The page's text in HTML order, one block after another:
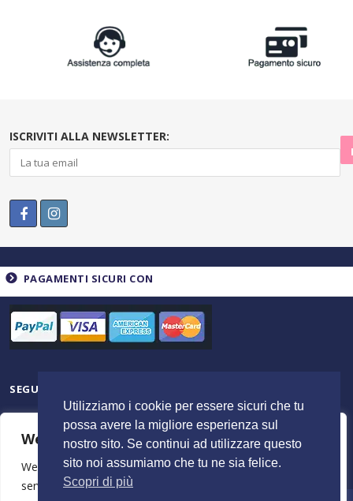
We value your privacy
We use cookies to enhance your browsing experience,
serve personalised ads or content, and analyse our traffic.
ISCRIVITI ALLA NEWSLETTER:
PAGAMENTI SICURI CON
SEGUICI SU
Utilizziamo i cookie per essere sicuri che tu
possa avere la migliore esperienza sul
nostro sito. Se continui ad utilizzare questo
sito noi assumiamo che tu ne sia felice.
Scopri di più